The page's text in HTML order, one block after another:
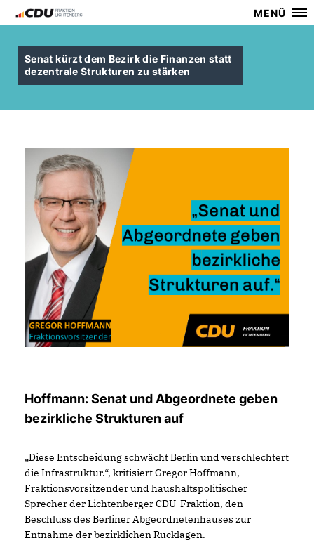
MENÜ
Senat kürzt dem Bezirk die Finanzen statt
dezentrale Strukturen zu stärken
Hoffmann: Senat und Abgeordnete geben
bezirkliche Strukturen auf
Diese Entscheidung schwächt Berlin und verschlechtert
die Infrastruktur.“, kritisiert Gregor Hoffmann,
Fraktionsvorsitzender und haushaltspolitischer
Sprecher der Lichtenberger CDU-Fraktion, den
Beschluss des Berliner Abgeordnetenhauses zur
Entnahme der bezirklichen Rücklagen.